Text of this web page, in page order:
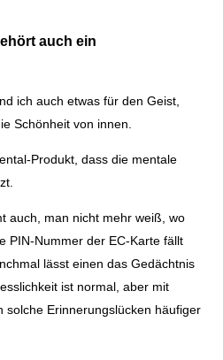
auch ein
ich auch etwas für den Geist,
Schönheit von innen.
Produkt, dass die mentale
auch, man nicht mehr weiß, wo
PIN-Nummer der EC-Karte fällt
lässt einen das Gedächtnis
ist normal, aber mit
solche Erinnerungslücken häufiger